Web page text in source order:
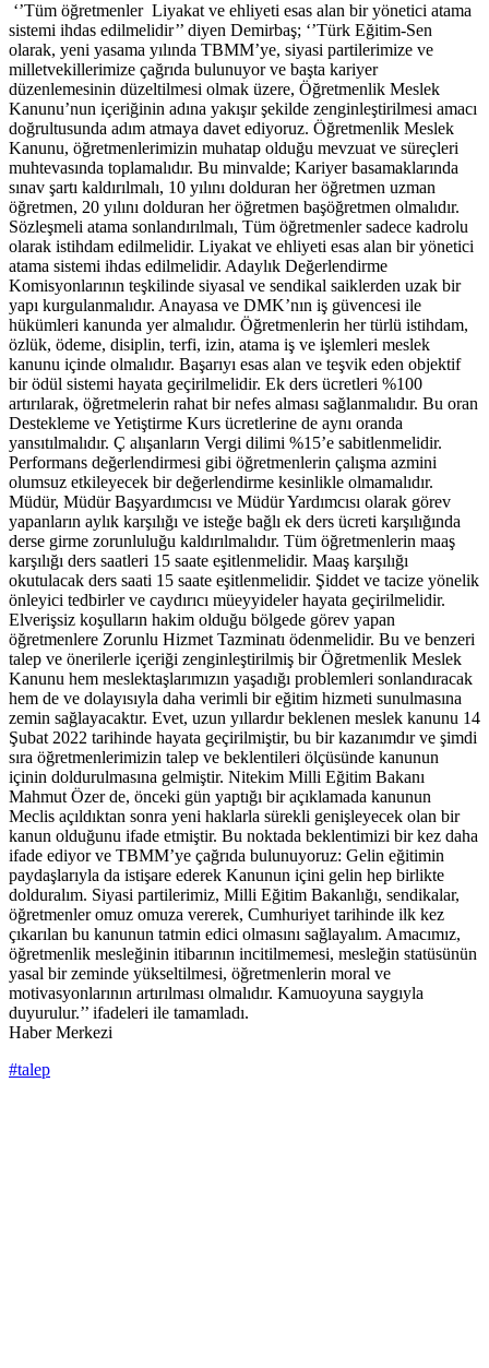
‘’Tüm öğretmenler Liyakat ve ehliyeti esas alan bir yönetici atama
sistemi ihdas edilmelidir’’ diyen Demirbaş; ‘’Türk Eğitim-Sen
olarak, yeni yasama yılında TBMM’ye, siyasi partilerimize ve
milletvekillerimize çağrıda bulunuyor ve başta kariyer
düzenlemesinin düzeltilmesi olmak üzere, Öğretmenlik Meslek
Kanunu’nun içeriğinin adına yakışır şekilde zenginleştirilmesi amacı
doğrultusunda adım atmaya davet ediyoruz. Öğretmenlik Meslek
Kanunu, öğretmenlerimizin muhatap olduğu mevzuat ve süreçleri
muhtevasında toplamalıdır. Bu minvalde; Kariyer basamaklarında
sınav şartı kaldırılmalı, 10 yılını dolduran her öğretmen uzman
öğretmen, 20 yılını dolduran her öğretmen başöğretmen olmalıdır.
Sözleşmeli atama sonlandırılmalı, Tüm öğretmenler sadece kadrolu
olarak istihdam edilmelidir. Liyakat ve ehliyeti esas alan bir yönetici
atama sistemi ihdas edilmelidir. Adaylık Değerlendirme
Komisyonlarının teşkilinde siyasal ve sendikal saiklerden uzak bir
yapı kurgulanmalıdır. Anayasa ve DMK’nın iş güvencesi ile
hükümleri kanunda yer almalıdır. Öğretmenlerin her türlü istihdam,
özlük, ödeme, disiplin, terfi, izin, atama iş ve işlemleri meslek
kanunu içinde olmalıdır. Başarıyı esas alan ve teşvik eden objektif
bir ödül sistemi hayata geçirilmelidir. Ek ders ücretleri %100
artırılarak, öğretmelerin rahat bir nefes alması sağlanmalıdır. Bu oran
Destekleme ve Yetiştirme Kurs ücretlerine de aynı oranda
yansıtılmalıdır. Ç alışanların Vergi dilimi %15’e sabitlenmelidir.
Performans değerlendirmesi gibi öğretmenlerin çalışma azmini
olumsuz etkileyecek bir değerlendirme kesinlikle olmamalıdır.
Müdür, Müdür Başyardımcısı ve Müdür Yardımcısı olarak görev
yapanların aylık karşılığı ve isteğe bağlı ek ders ücreti karşılığında
derse girme zorunluluğu kaldırılmalıdır. Tüm öğretmenlerin maaş
karşılığı ders saatleri 15 saate eşitlenmelidir. Maaş karşılığı
okutulacak ders saati 15 saate eşitlenmelidir. Şiddet ve tacize yönelik
önleyici tedbirler ve caydırıcı müeyyideler hayata geçirilmelidir.
Elverişsiz koşulların hakim olduğu bölgede görev yapan
öğretmenlere Zorunlu Hizmet Tazminatı ödenmelidir. Bu ve benzeri
talep ve önerilerle içeriği zenginleştirilmiş bir Öğretmenlik Meslek
Kanunu hem meslektaşlarımızın yaşadığı problemleri sonlandıracak
hem de ve dolayısıyla daha verimli bir eğitim hizmeti sunulmasına
zemin sağlayacaktır. Evet, uzun yıllardır beklenen meslek kanunu 14
Şubat 2022 tarihinde hayata geçirilmiştir, bu bir kazanımdır ve şimdi
sıra öğretmenlerimizin talep ve beklentileri ölçüsünde kanunun
içinin doldurulmasına gelmiştir. Nitekim Milli Eğitim Bakanı
Mahmut Özer de, önceki gün yaptığı bir açıklamada kanunun
Meclis açıldıktan sonra yeni haklarla sürekli genişleyecek olan bir
kanun olduğunu ifade etmiştir. Bu noktada beklentimizi bir kez daha
ifade ediyor ve TBMM’ye çağrıda bulunuyoruz: Gelin eğitimin
paydaşlarıyla da istişare ederek Kanunun içini gelin hep birlikte
dolduralım. Siyasi partilerimiz, Milli Eğitim Bakanlığı, sendikalar,
öğretmenler omuz omuza vererek, Cumhuriyet tarihinde ilk kez
çıkarılan bu kanunun tatmin edici olmasını sağlayalım. Amacımız,
öğretmenlik mesleğinin itibarının incitilmemesi, mesleğin statüsünün
yasal bir zeminde yükseltilmesi, öğretmenlerin moral ve
motivasyonlarının artırılması olmalıdır. Kamuoyuna saygıyla
duyurulur.’’ ifadeleri ile tamamladı.
Haber Merkezi
#talep